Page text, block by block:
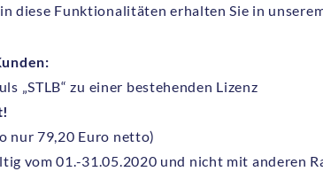
diese Funktionalitäten erhalten Sie in
„STLB“ zu einer bestehenden Lizenz
nur 79,20 Euro netto)
vom 01.-31.05.2020 und nicht mit anderen